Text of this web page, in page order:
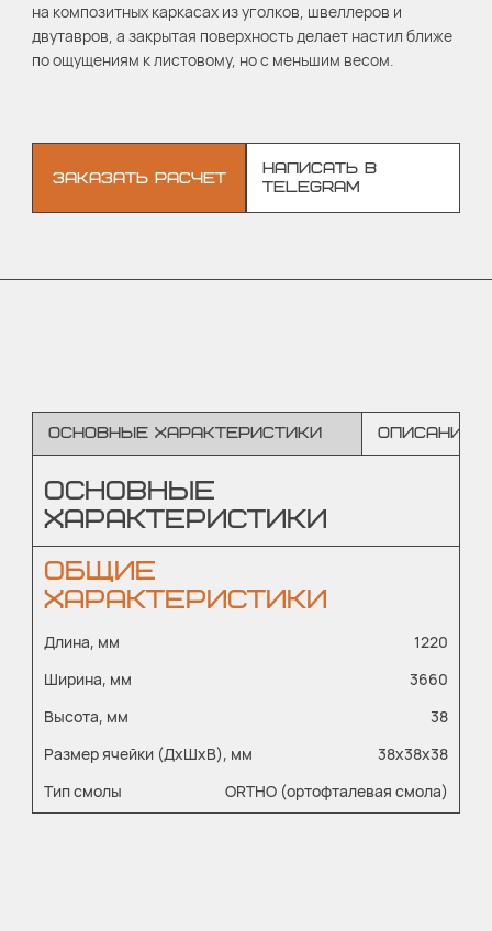
на композитных каркасах из уголков, швеллеров и
двутавров, а закрытая поверхность делает настил ближе
по ощущениям к листовому, но с меньшим весом.
ЗАКАЗАТЬ РАСЧЕТ
НАПИСАТЬ В
TELEGRAM
Основные характеристики Описание
ОСНОВНЫЕ
ХАРАКТЕРИСТИКИ
ОБЩИЕ
ХАРАКТЕРИСТИКИ
Длина, мм
1220
Ширина, мм
3660
Высота, мм
38
Размер ячейки (ДхШхВ), мм
38х38х38
Тип смолы
ORTHO (ортофталевая смола)